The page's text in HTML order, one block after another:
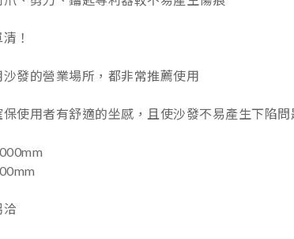
！
發的營業場所，都非常推薦使用
保使用者有舒適的坐感 ， 且使沙發不易產生下陷問
洽